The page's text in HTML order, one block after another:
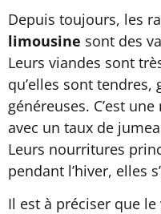
Depuis toujours, les
limousine sont des
Leurs viandes sont
qu’elles sont
généreuses. C’est
avec un taux de
Leurs nourritures
pendant l’hiver, elles
Il est à préciser que